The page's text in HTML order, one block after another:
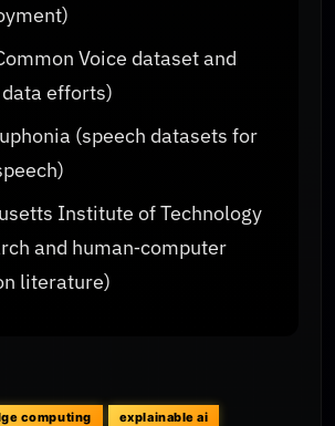
Voice dataset and
efforts)
(speech datasets for
Institute of Technology
and human‑computer
literature)
computing
explainable ai